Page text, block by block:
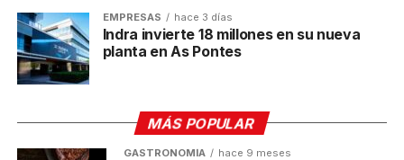
Analytic, llevará SALUSBENCH, un proyecto que
conecta datos clínicos y administrativos para
optimizar la gestión hospitalaria.2beDigital
presentará sus herramientas de automatización e IA
viguesaCTLmostrará sus productos Chrome OS y
soluciones de videoconferencia profesional.
EMPRESAS hace 3 días
Indra invierte 18 millones en su nueva
planta en As Pontes
MÁS POPULAR
GASTRONOMÍA hace 9 meses